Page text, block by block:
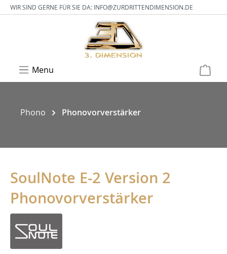
WIR SIND GERNE FÜR SIE DA: INFO@ZURDRITTENDIMENSION.DE
Menu
Phono Phonovorverstärker
SoulNote E-2 Version 2
Phonovorverstärker